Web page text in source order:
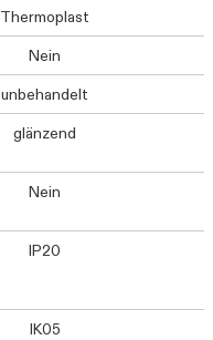
Thermoplast
Nein
unbehandelt
glänzend
Nein
IP20
IK05